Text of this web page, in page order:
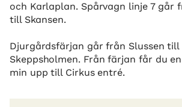
och Karlaplan. Spårvagn linje 7 går
till Skansen.
Djurgårdsfärjan går från Slussen till
Skeppsholmen. Från färjan får du
min upp till Cirkus entré.